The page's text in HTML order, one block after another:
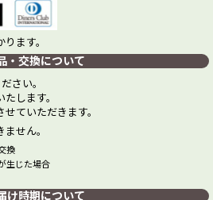
ます。
・交換について
さい。
します。
ていただきます。
せん。
換
生じた場合
け時期について